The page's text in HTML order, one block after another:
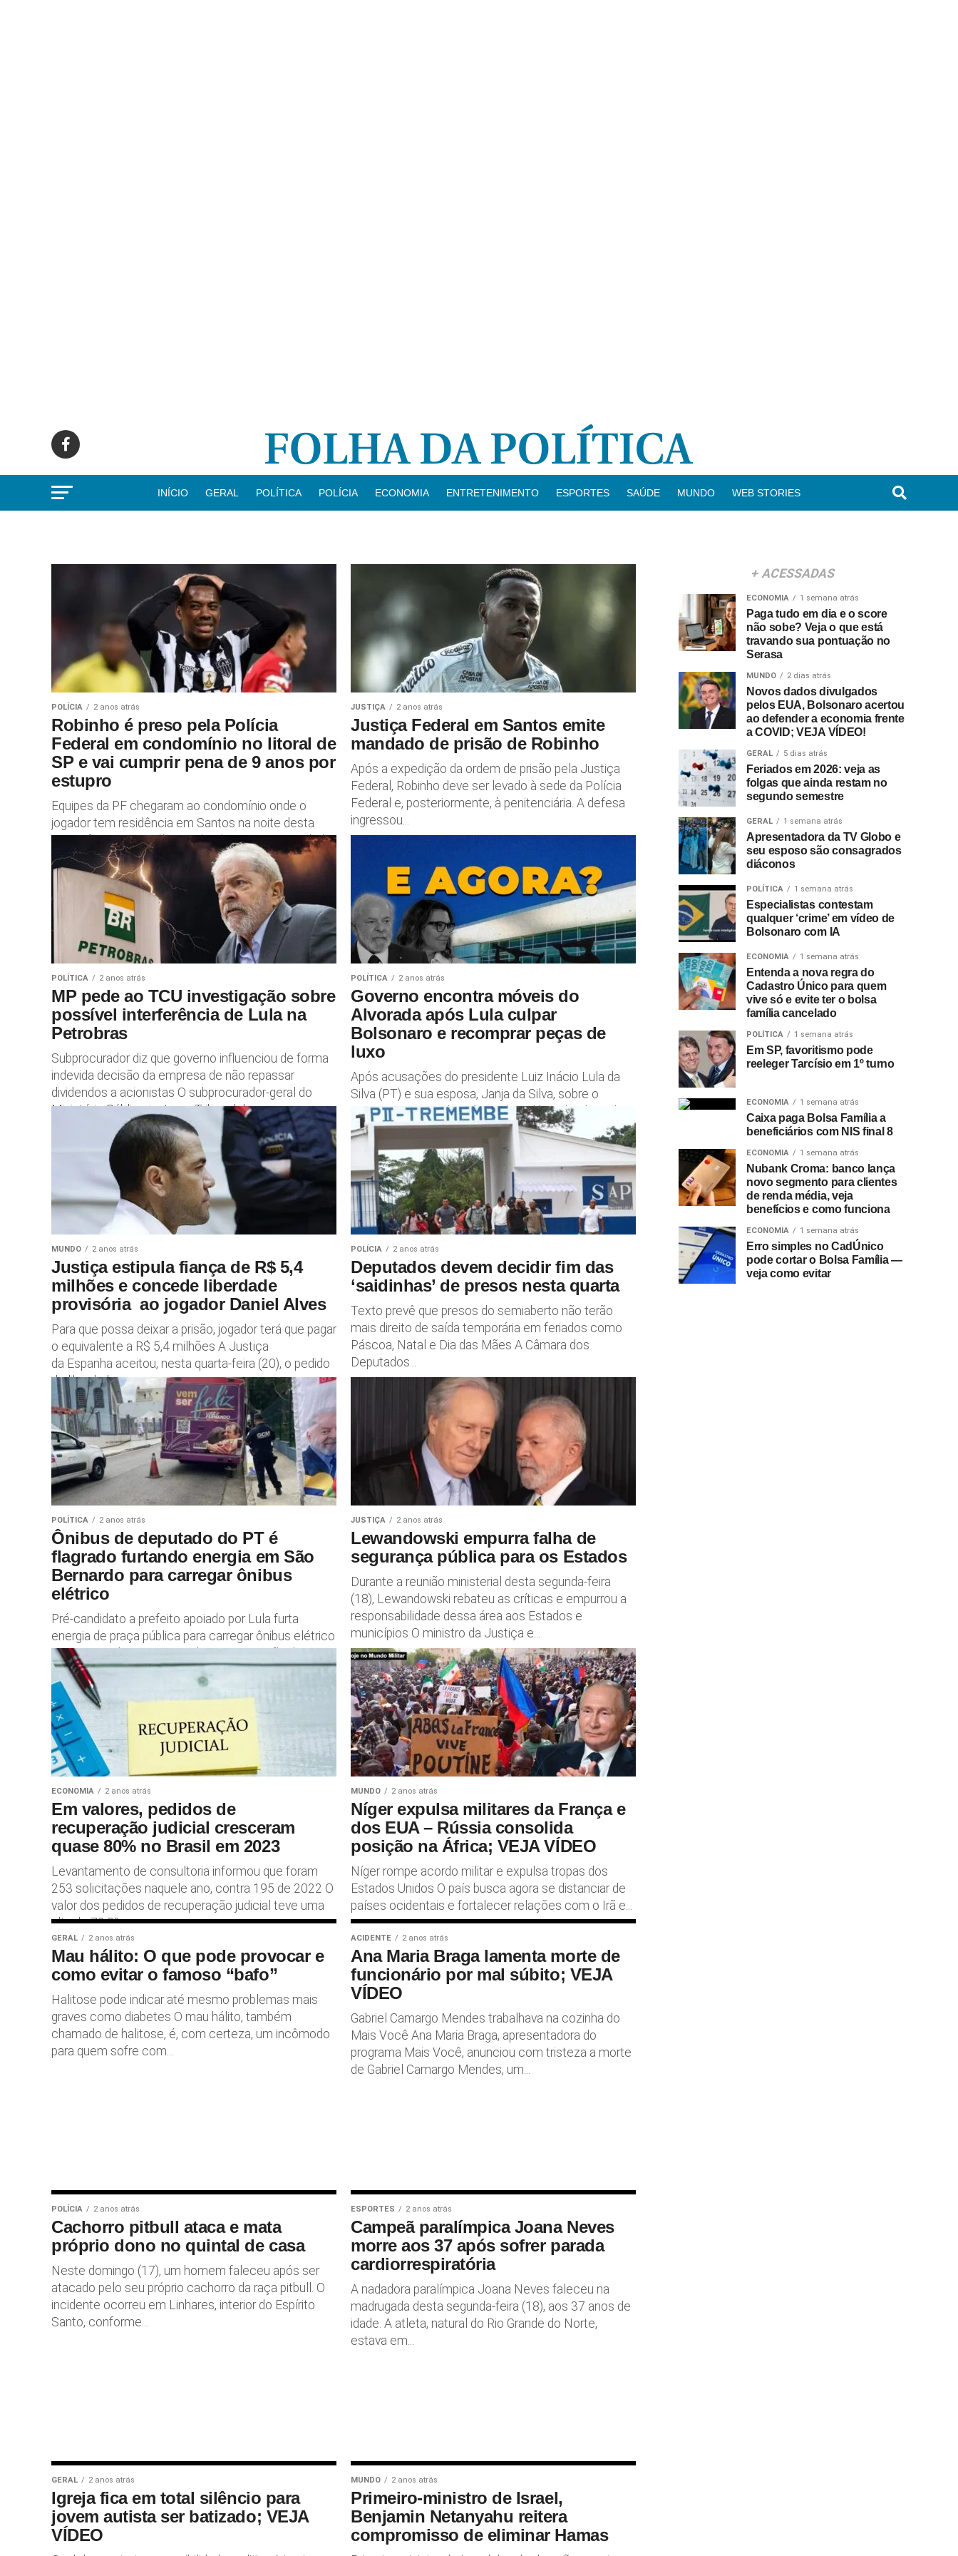
INÍCIO GERAL POLÍTICA POLÍCIA ECONOMIA ENTRETENIMENTO ESPORTES SAÚDE MUNDO WEB STORIES
POLÍCIA 2 anos atrás
Robinho é preso pela Polícia
Federal em condomínio no litoral de
SP e vai cumprir pena de 9 anos por
estupro
Equipes da PF chegaram ao condomínio onde o
jogador tem residência em Santos na noite desta
quinta-feira, 21 A Polícia Federal cumpriu o mandado
da Justiça Federal...
JUSTIÇA 2 anos atrás
Justiça Federal em Santos emite
mandado de prisão de Robinho
Após a expedição da ordem de prisão pela Justiça
Federal, Robinho deve ser levado à sede da Polícia
Federal e, posteriormente, à penitenciária. A defesa
ingressou...
POLÍTICA 2 anos atrás
MP pede ao TCU investigação sobre
possível interferência de Lula na
Petrobras
Subprocurador diz que governo influenciou de forma
indevida decisão da empresa de não repassar
dividendos a acionistas O subprocurador-geral do
Ministério Público junto ao Tribunal de...
POLÍTICA 2 anos atrás
Governo encontra móveis do
Alvorada após Lula culpar
Bolsonaro e recomprar peças de
luxo
Após acusações do presidente Luiz Inácio Lula da
Silva (PT) e sua esposa, Janja da Silva, sobre o
suposto extravio de móveis do Palácio da Alvorada...
MUNDO 2 anos atrás
Justiça estipula fiança de R$ 5,4
milhões e concede liberdade
provisória ao jogador Daniel Alves
Para que possa deixar a prisão, jogador terá que pagar
o equivalente a R$ 5,4 milhões A Justiça
da Espanha aceitou, nesta quarta-feira (20), o pedido
de liberdade...
POLÍCIA 2 anos atrás
Deputados devem decidir fim das
‘saidinhas’ de presos nesta quarta
Texto prevê que presos do semiaberto não terão
mais direito de saída temporária em feriados como
Páscoa, Natal e Dia das Mães A Câmara dos
Deputados...
POLÍTICA 2 anos atrás
Ônibus de deputado do PT é
flagrado furtando energia em São
Bernardo para carregar ônibus
elétrico
Pré-candidato a prefeito apoiado por Lula furta
energia de praça pública para carregar ônibus elétrico
Assessoria de Luiz Fernando Teixeira, irmão do
ministro Paulo Teixeira, diz...
JUSTIÇA 2 anos atrás
Lewandowski empurra falha de
segurança pública para os Estados
Durante a reunião ministerial desta segunda-feira
(18), Lewandowski rebateu as críticas e empurrou a
responsabilidade dessa área aos Estados e
municípios O ministro da Justiça e...
ECONOMIA 2 anos atrás
Em valores, pedidos de
recuperação judicial cresceram
quase 80% no Brasil em 2023
Levantamento de consultoria informou que foram
253 solicitações naquele ano, contra 195 de 2022 O
valor dos pedidos de recuperação judicial teve uma
alta de 79,8%...
MUNDO 2 anos atrás
Níger expulsa militares da França e
dos EUA – Rússia consolida
posição na África; VEJA VÍDEO
Níger rompe acordo militar e expulsa tropas dos
Estados Unidos O país busca agora se distanciar de
países ocidentais e fortalecer relações com o Irã e...
GERAL 2 anos atrás
Mau hálito: O que pode provocar e
como evitar o famoso “bafo”
Halitose pode indicar até mesmo problemas mais
graves como diabetes O mau hálito, também
chamado de halitose, é, com certeza, um incômodo
para quem sofre com...
ACIDENTE 2 anos atrás
Ana Maria Braga lamenta morte de
funcionário por mal súbito; VEJA
VÍDEO
Gabriel Camargo Mendes trabalhava na cozinha do
Mais Você Ana Maria Braga, apresentadora do
programa Mais Você, anunciou com tristeza a morte
de Gabriel Camargo Mendes, um...
POLÍCIA 2 anos atrás
Cachorro pitbull ataca e mata
próprio dono no quintal de casa
Neste domingo (17), um homem faleceu após ser
atacado pelo seu próprio cachorro da raça pitbull. O
incidente ocorreu em Linhares, interior do Espírito
Santo, conforme...
ESPORTES 2 anos atrás
Campeã paralímpica Joana Neves
morre aos 37 após sofrer parada
cardiorrespiratória
A nadadora paralímpica Joana Neves faleceu na
madrugada desta segunda-feira (18), aos 37 anos de
idade. A atleta, natural do Rio Grande do Norte,
estava em...
GERAL 2 anos atrás
Igreja fica em total silêncio para
jovem autista ser batizado; VEJA
VÍDEO
MUNDO 2 anos atrás
Primeiro-ministro de Israel,
Benjamin Netanyahu reitera
compromisso de eliminar Hamas
+ ACESSADAS
ECONOMIA 1 semana atrás
Paga tudo em dia e o score
não sobe? Veja o que está
travando sua pontuação no
Serasa
MUNDO 2 dias atrás
Novos dados divulgados
pelos EUA, Bolsonaro acertou
ao defender a economia frente
a COVID; VEJA VÍDEO!
GERAL 5 dias atrás
Feriados em 2026: veja as
folgas que ainda restam no
segundo semestre
GERAL 1 semana atrás
Apresentadora da TV Globo e
seu esposo são consagrados
diáconos
POLÍTICA 1 semana atrás
Especialistas contestam
qualquer ‘crime’ em vídeo de
Bolsonaro com IA
ECONOMIA 1 semana atrás
Entenda a nova regra do
Cadastro Único para quem
vive só e evite ter o bolsa
família cancelado
POLÍTICA 1 semana atrás
Em SP, favoritismo pode
reeleger Tarcísio em 1º turno
ECONOMIA 1 semana atrás
Caixa paga Bolsa Família a
beneficiários com NIS final 8
ECONOMIA 1 semana atrás
Nubank Croma: banco lança
novo segmento para clientes
de renda média, veja
benefícios e como funciona
ECONOMIA 1 semana atrás
Erro simples no CadÚnico
pode cortar o Bolsa Família —
veja como evitar